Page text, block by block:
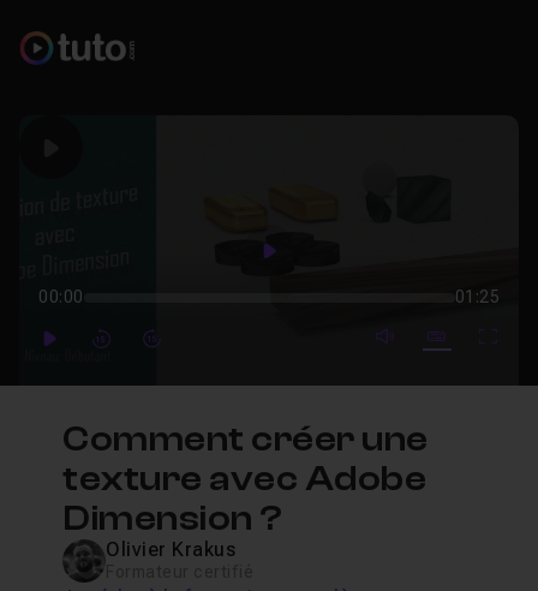
Play
00:00 01:25
PlayForwardForward mute video
Subtitles
Comment créer une
texture avec Adobe
Dimension ?
Olivier Krakus